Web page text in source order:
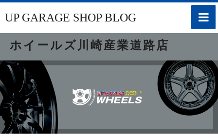
toggle
UP GARAGE SHOP BLOG
ホイールズ川崎産業道路店